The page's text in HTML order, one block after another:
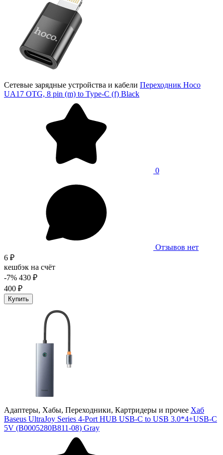
Сетевые зарядные устройства и кабели Переходник Hoco
UA17 OTG, 8 pin (m) to Type-C (f) Black
0
Отзывов нет
6 ₽
кешбэк на счёт
-7% 430 ₽
400 ₽
Купить
Адаптеры, Хабы, Переходники, Картридеры и прочее Хаб
Baseus UltraJoy Series 4-Port HUB USB-C to USB 3.0*4+USB-C
5V (B0005280B811-08) Gray